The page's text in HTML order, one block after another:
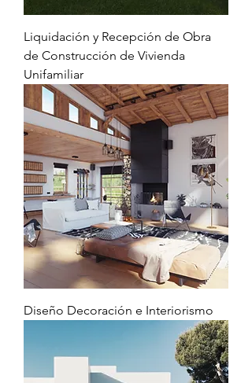
Liquidación y Recepción de Obra
de Construcción de Vivienda
Unifamiliar
Diseño Decoración e Interiorismo